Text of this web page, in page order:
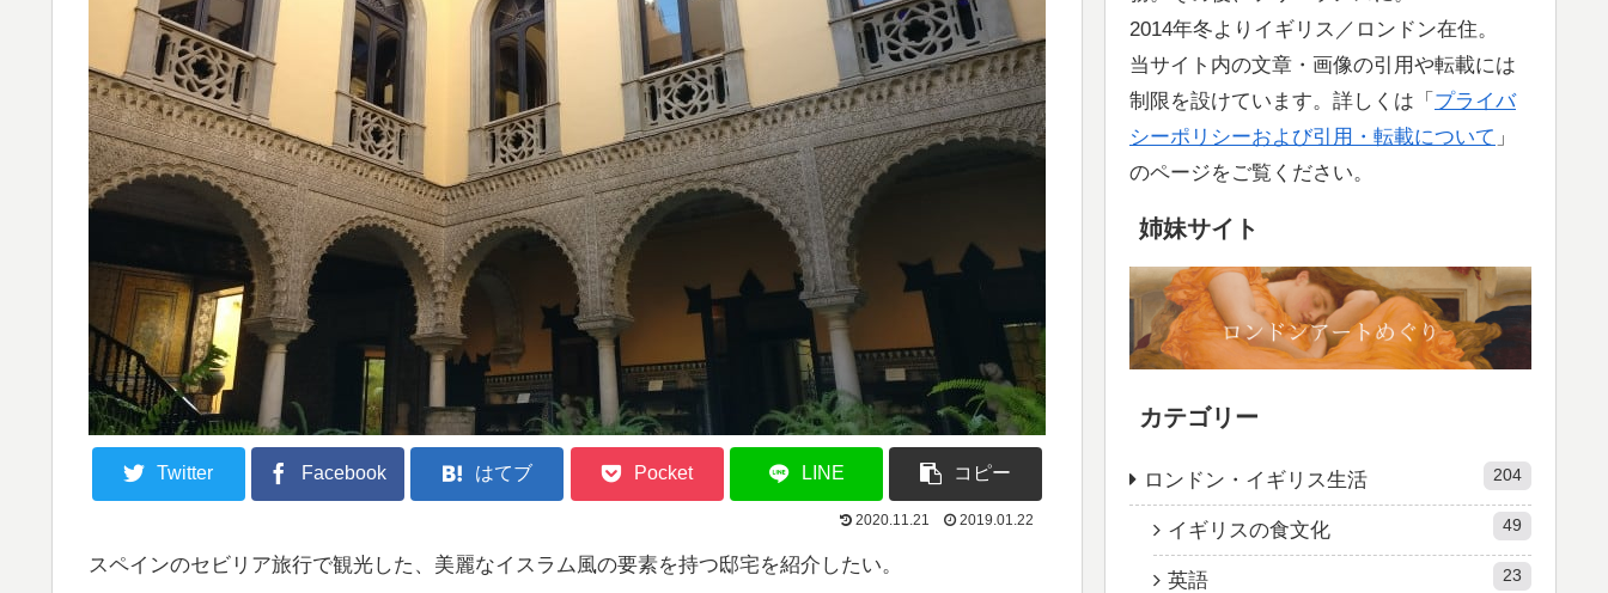
Twitter Facebook はてブ Pocket LINE コピー
2020.11.21 2019.01.22
スペインのセビリア旅行で観光した、美麗なイスラム風の要素を持つ邸宅を紹介したい。
2014年冬よりイギリス／ロンドン在住。
当サイト内の文章・画像の引用や転載には
制限を設けています。詳しくは「 プライバ
シーポリシーおよび引用・転載について 」
のページをご覧ください。
姉妹サイト
カテゴリー
ロンドン・イギリス生活 204
イギリスの食文化 49
英語 23